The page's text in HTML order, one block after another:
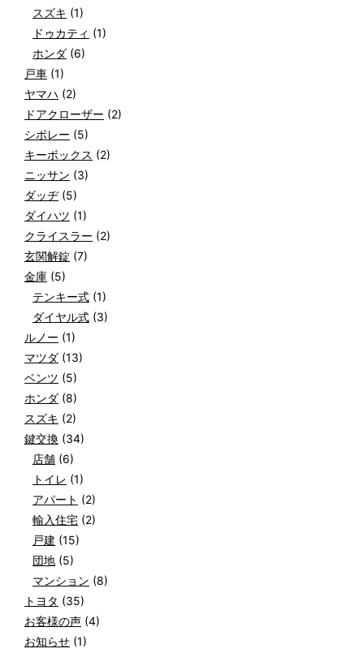
スズキ (1)
ドゥカティ (1)
ホンダ (6)
戸車 (1)
ヤマハ (2)
ドアクローザー (2)
シボレー (5)
キーボックス (2)
ニッサン (3)
ダッヂ(5)
ダイハツ (1)
クライスラー (2)
玄関解錠 (7)
金庫 (5)
テンキー式 (1)
ダイヤル式 (3)
ルノー (1)
マツダ (13)
ベンツ (5)
ホンダ (8)
スズキ (2)
鍵交換 (34)
店舗 (6)
トイレ (1)
アパート (2)
輸入住宅 (2)
戸建 (15)
団地 (5)
マンション (8)
トヨタ (35)
お客様の声 (4)
お知らせ (1)